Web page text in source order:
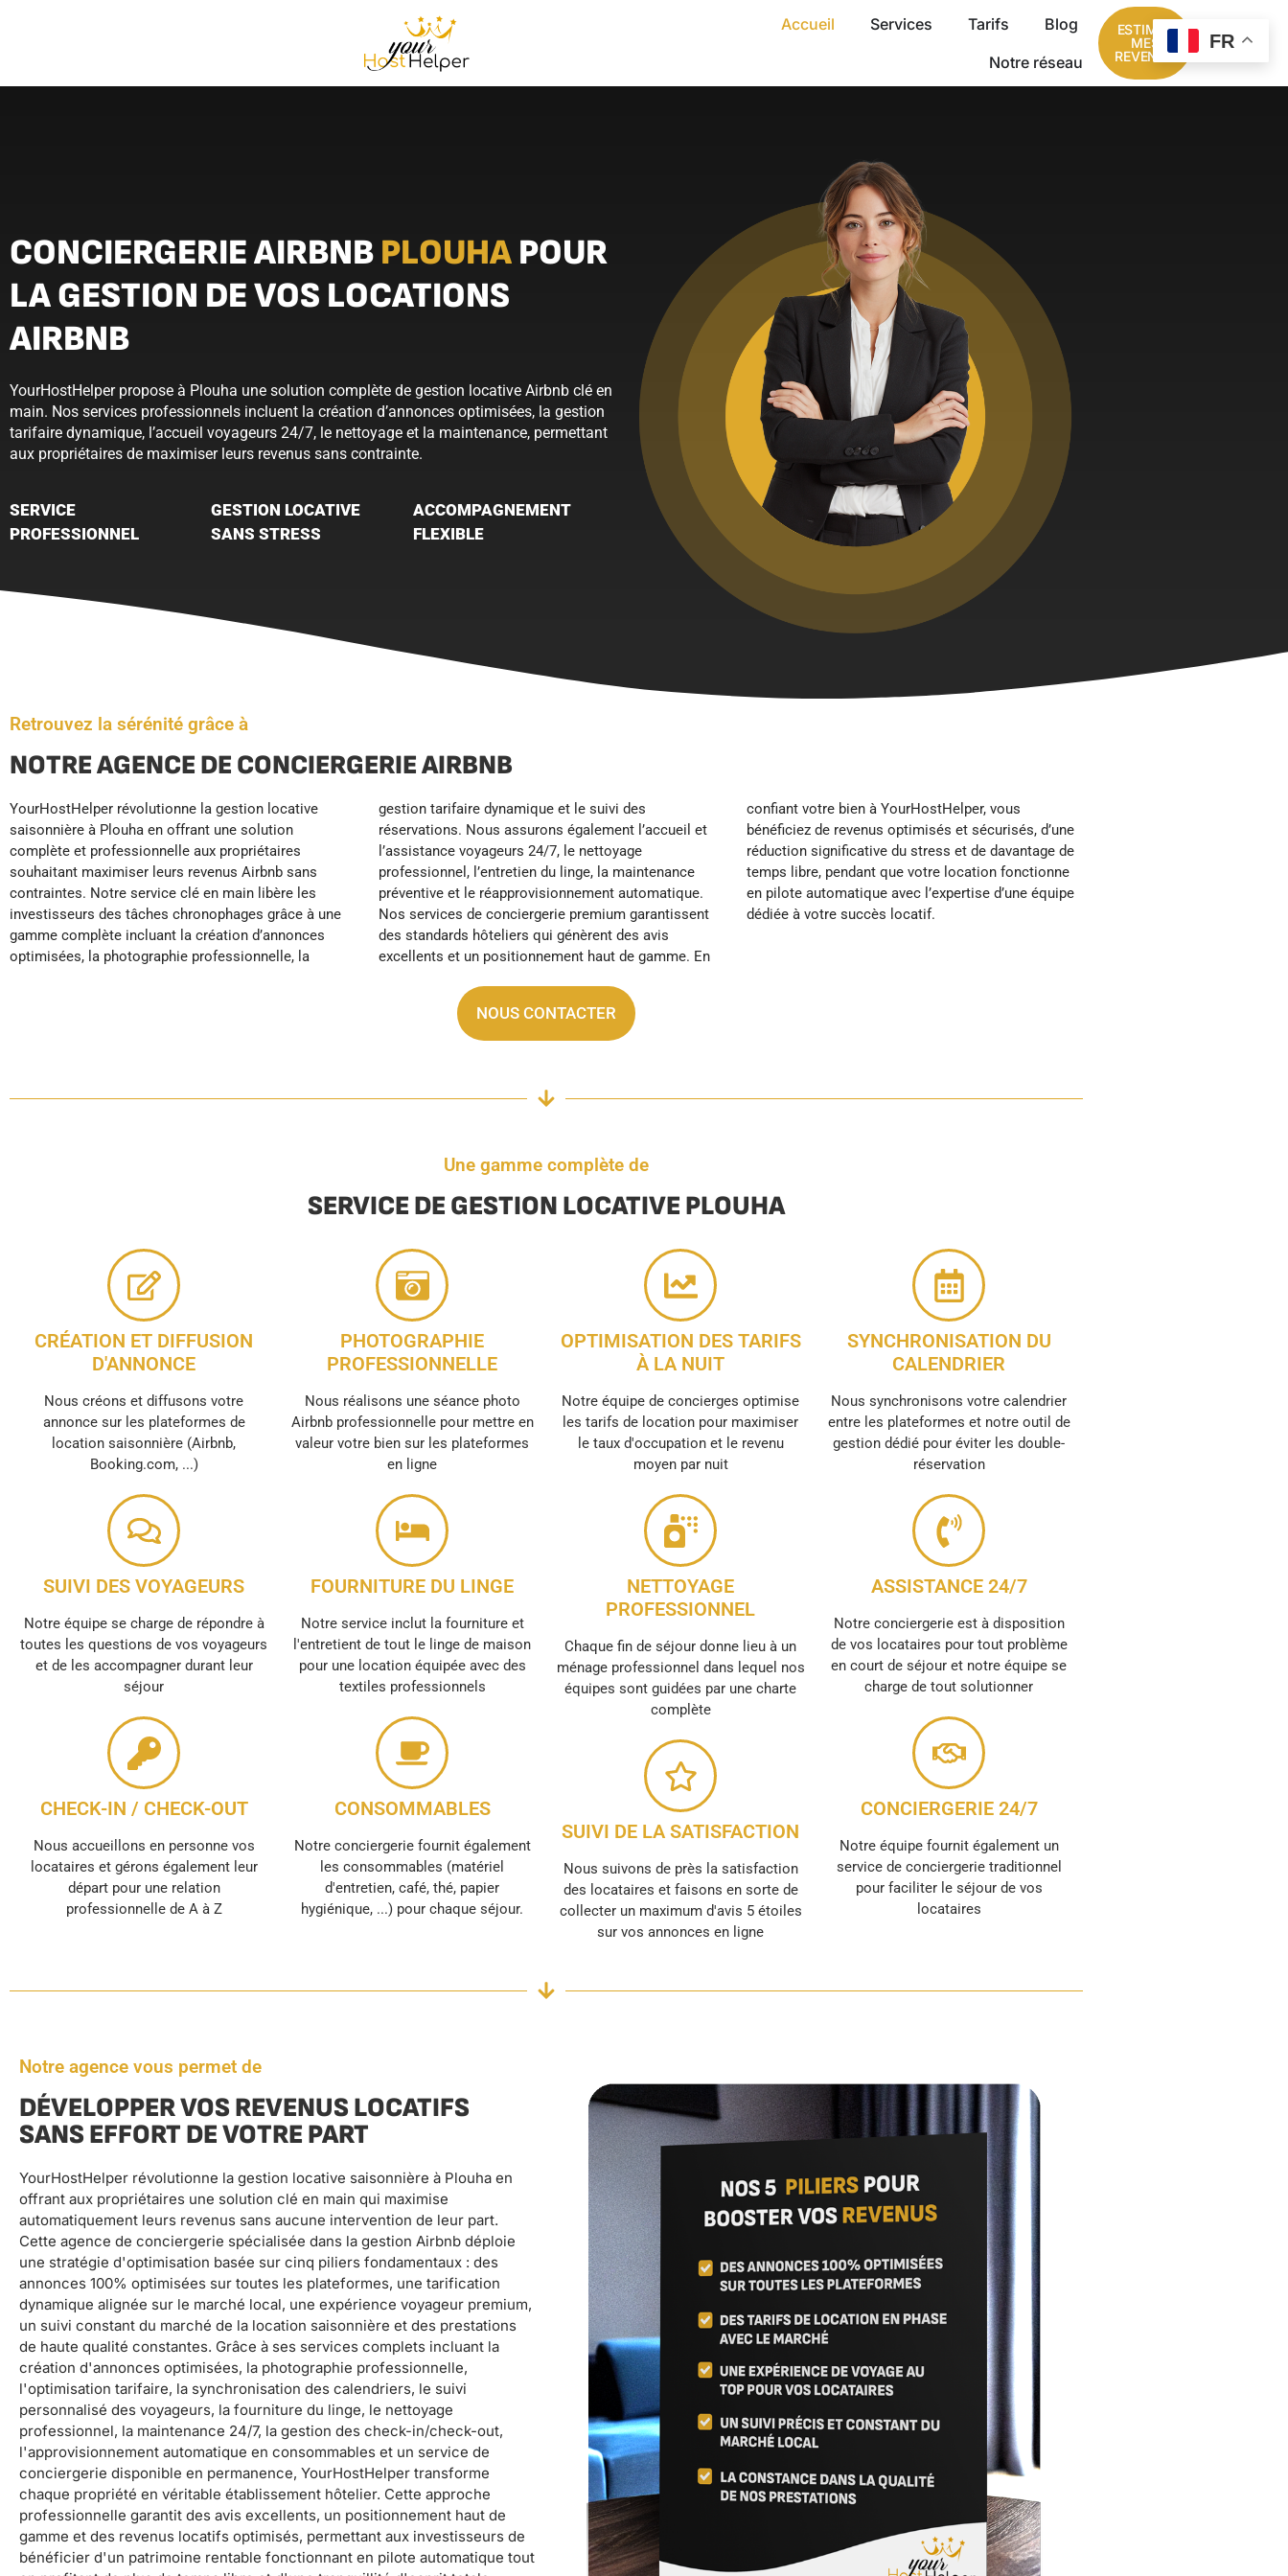
Accueil Services Tarifs
Blog
Notre réseau
ESTIMER
MES
REVENUS
CONCIERGERIE AIRBNB PLOUHA POUR
LA GESTION DE VOS LOCATIONS
AIRBNB
YourHostHelper propose à Plouha une solution complète de gestion locative Airbnb clé en
main. Nos services professionnels incluent la création d’annonces optimisées, la gestion
tarifaire dynamique, l’accueil voyageurs 24/7, le nettoyage et la maintenance, permettant
aux propriétaires de maximiser leurs revenus sans contrainte.
SERVICE
PROFESSIONNEL
GESTION LOCATIVE
SANS STRESS
ACCOMPAGNEMENT
FLEXIBLE
Retrouvez la sérénité grâce à
NOTRE AGENCE DE CONCIERGERIE AIRBNB
YourHostHelper révolutionne la gestion locative
saisonnière à Plouha en offrant une solution
complète et professionnelle aux propriétaires
souhaitant maximiser leurs revenus Airbnb sans
contraintes. Notre service clé en main libère les
investisseurs des tâches chronophages grâce à une
gamme complète incluant la création d’annonces
optimisées, la photographie professionnelle, la
gestion tarifaire dynamique et le suivi des
réservations. Nous assurons également l’accueil et
l’assistance voyageurs 24/7, le nettoyage
professionnel, l’entretien du linge, la maintenance
préventive et le réapprovisionnement automatique.
Nos services de conciergerie premium garantissent
des standards hôteliers qui génèrent des avis
excellents et un positionnement haut de gamme. En
confiant votre bien à YourHostHelper, vous
bénéficiez de revenus optimisés et sécurisés, d’une
réduction significative du stress et de davantage de
temps libre, pendant que votre location fonctionne
en pilote automatique avec l’expertise d’une équipe
dédiée à votre succès locatif.
NOUS CONTACTER
Une gamme complète de
SERVICE DE GESTION LOCATIVE PLOUHA
CRÉATION ET DIFFUSION
D'ANNONCE
Nous créons et diffusons votre
annonce sur les plateformes de
location saisonnière (Airbnb,
Booking.com, ...)
SUIVI DES VOYAGEURS
Notre équipe se charge de répondre à
toutes les questions de vos voyageurs
et de les accompagner durant leur
séjour
CHECK-IN / CHECK-OUT
Nous accueillons en personne vos
locataires et gérons également leur
départ pour une relation
professionnelle de A à Z
PHOTOGRAPHIE
PROFESSIONNELLE
Nous réalisons une séance photo
Airbnb professionnelle pour mettre en
valeur votre bien sur les plateformes
en ligne
FOURNITURE DU LINGE
Notre service inclut la fourniture et
l'entretient de tout le linge de maison
pour une location équipée avec des
textiles professionnels
CONSOMMABLES
Notre conciergerie fournit également
les consommables (matériel
d'entretien, café, thé, papier
hygiénique, ...) pour chaque séjour.
OPTIMISATION DES TARIFS
À LA NUIT
Notre équipe de concierges optimise
les tarifs de location pour maximiser
le taux d'occupation et le revenu
moyen par nuit
NETTOYAGE
PROFESSIONNEL
Chaque fin de séjour donne lieu à un
ménage professionnel dans lequel nos
équipes sont guidées par une charte
complète
SUIVI DE LA SATISFACTION
Nous suivons de près la satisfaction
des locataires et faisons en sorte de
collecter un maximum d'avis 5 étoiles
sur vos annonces en ligne
SYNCHRONISATION DU
CALENDRIER
Nous synchronisons votre calendrier
entre les plateformes et notre outil de
gestion dédié pour éviter les double-
réservation
ASSISTANCE 24/7
Notre conciergerie est à disposition
de vos locataires pour tout problème
en court de séjour et notre équipe se
charge de tout solutionner
CONCIERGERIE 24/7
Notre équipe fournit également un
service de conciergerie traditionnel
pour faciliter le séjour de vos
locataires
Notre agence vous permet de
DÉVELOPPER VOS REVENUS LOCATIFS
SANS EFFORT DE VOTRE PART
YourHostHelper révolutionne la gestion locative saisonnière à Plouha en
offrant aux propriétaires une solution clé en main qui maximise
automatiquement leurs revenus sans aucune intervention de leur part.
Cette agence de conciergerie spécialisée dans la gestion Airbnb déploie
une stratégie d'optimisation basée sur cinq piliers fondamentaux : des
annonces 100% optimisées sur toutes les plateformes, une tarification
dynamique alignée sur le marché local, une expérience voyageur premium,
un suivi constant du marché de la location saisonnière et des prestations
de haute qualité constantes. Grâce à ses services complets incluant la
création d'annonces optimisées, la photographie professionnelle,
l'optimisation tarifaire, la synchronisation des calendriers, le suivi
personnalisé des voyageurs, la fourniture du linge, le nettoyage
professionnel, la maintenance 24/7, la gestion des check-in/check-out,
l'approvisionnement automatique en consommables et un service de
conciergerie disponible en permanence, YourHostHelper transforme
chaque propriété en véritable établissement hôtelier. Cette approche
professionnelle garantit des avis excellents, un positionnement haut de
gamme et des revenus locatifs optimisés, permettant aux investisseurs de
bénéficier d'un patrimoine rentable fonctionnant en pilote automatique tout
FR